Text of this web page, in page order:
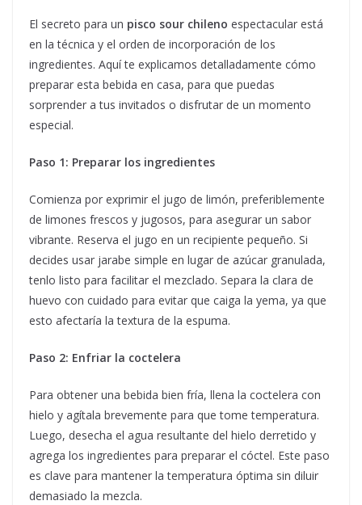
El secreto para un pisco sour chileno espectacular está
en la técnica y el orden de incorporación de los
ingredientes. Aquí te explicamos detalladamente cómo
preparar esta bebida en casa, para que puedas
sorprender a tus invitados o disfrutar de un momento
especial.
Paso 1: Preparar los ingredientes
Comienza por exprimir el jugo de limón, preferiblemente
de limones frescos y jugosos, para asegurar un sabor
vibrante. Reserva el jugo en un recipiente pequeño. Si
decides usar jarabe simple en lugar de azúcar granulada,
tenlo listo para facilitar el mezclado. Separa la clara de
huevo con cuidado para evitar que caiga la yema, ya que
esto afectaría la textura de la espuma.
Paso 2: Enfriar la coctelera
Para obtener una bebida bien fría, llena la coctelera con
hielo y agítala brevemente para que tome temperatura.
Luego, desecha el agua resultante del hielo derretido y
agrega los ingredientes para preparar el cóctel. Este paso
es clave para mantener la temperatura óptima sin diluir
demasiado la mezcla.